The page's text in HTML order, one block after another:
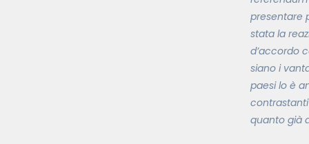
presentare
stata la
d’accordo
siano i
paesi lo è
quanto già